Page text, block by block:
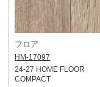
フロア
HM-17097
24-27 HOME FLOOR
COMPACT